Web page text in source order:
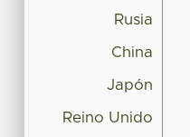
Rusia
China
Japón
Reino Unido